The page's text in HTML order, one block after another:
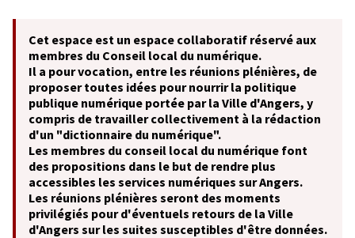
Cet espace est un espace collaboratif réservé aux
membres du Conseil local du numérique.
Il a pour vocation, entre les réunions plénières, de
proposer toutes idées pour nourrir la politique
publique numérique portée par la Ville d'Angers, y
compris de travailler collectivement à la rédaction
d'un "dictionnaire du numérique".
Les membres du conseil local du numérique font
des propositions dans le but de rendre plus
accessibles les services numériques sur Angers.
Les réunions plénières seront des moments
privilégiés pour d'éventuels retours de la Ville
d'Angers sur les suites susceptibles d'être données.